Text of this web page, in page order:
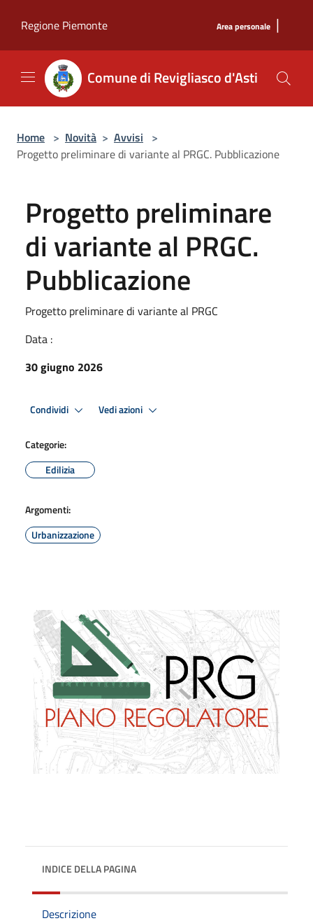
Regione Piemonte
Area personale |
Comune di Revigliasco d'Asti
Home > Novità > Avvisi >
Progetto preliminare di variante al PRGC. Pubblicazione
Progetto preliminare
di variante al PRGC.
Pubblicazione
Progetto preliminare di variante al PRGC
Data :
30 giugno 2026
Condividi Vedi azioni
Categorie:
Edilizia
Argomenti:
Urbanizzazione
INDICE DELLA PAGINA
Descrizione